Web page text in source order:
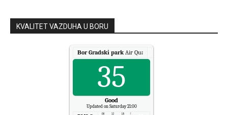
KVALITET VAZDUHA U BORU
Bor Gradski park Air Quality.
35
Good
Updated on Saturday 21:00